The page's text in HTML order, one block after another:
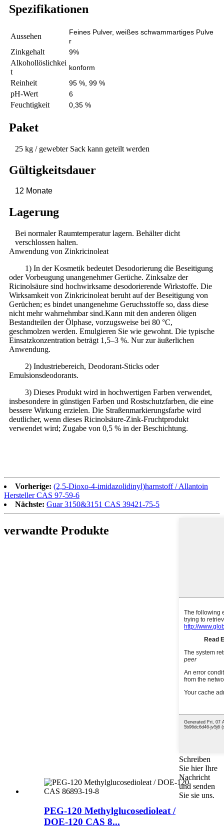
Spezifikationen
Aussehen
Feines Pulver, weißes schwammartiges Pulve
r
Zinkgehalt 9%
Alkohollöslichkei
t
konform
Reinheit 95 %, 99 %
pH-Wert 6
Feuchtigkeit 0,35 %
Paket
25 kg / gewebter Sack kann geteilt werden
Gültigkeitsdauer
12 Monate
Lagerung
Bei normaler Raumtemperatur lagern. Behälter dicht
verschlossen halten.
Anwendung von Zinkricinoleat
1) In der Kosmetik bedeutet Desodorierung die Beseitigung
oder Vorbeugung unangenehmer Gerüche. Zinksalze der
Ricinolsäure sind hochwirksame desodorierende Wirkstoffe. Die
Wirksamkeit von Zinkricinoleat beruht auf der Beseitigung von
Gerüchen; es bindet unangenehme Geruchsstoffe so, dass diese
nicht mehr wahrnehmbar sind.Kann mit den anderen öligen
Bestandteilen der Ölphase, vorzugsweise bei 80 °C,
geschmolzen werden. Emulgieren Sie wie gewohnt. Die typische
Einsatzkonzentration beträgt 1,5–3 %. Nur zur äußerlichen
Anwendung.
2) Industriebereich, Deodorant-Sticks oder
Emulsionsdeodorants.
3) Dieses Produkt wird in hochwertigen Farben verwendet,
insbesondere in günstigen Farben und Rostschutzfarben, die eine
bessere Wirkung erzielen. Die Straßenmarkierungsfarbe wird
deutlicher, wenn dieses Ricinolsäure-Zink-Fruchtprodukt
verwendet wird; Zugabe von 0,5 % in der Beschichtung.
Vorherige: (2,5-Dioxo-4-imidazolidinyl)harnstoff / Allantoin
Hersteller CAS 97-59-6
Nächste: Guar 3150&3151 CAS 39421-75-5
Schreiben
Sie hier Ihre
Nachricht
und senden
Sie sie uns.
verwandte Produkte
PEG-120 Methylglucosedioleat /
DOE-120 CAS 8...